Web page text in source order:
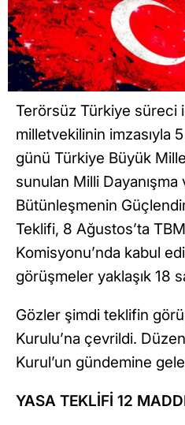
Terörsüz Türkiye süreci
milletvekilinin imzasıyla
günü Türkiye Büyük
sunulan Milli Dayanışma
Bütünleşmenin
Teklifi, 8 Ağustos’ta
Komisyonu’nda kabul
görüşmeler yaklaşık 18
Gözler şimdi teklifin
Kurulu’na çevrildi.
Kurul’un gündemine
YASA TEKLİFİ 12